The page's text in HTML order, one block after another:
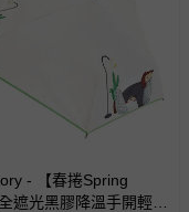
巾、包屁衣、學習
乳器、哺乳衣、托腹
不可拆封」，或具警
- 【春捲Spring
遮光黑膠降溫手開輕細